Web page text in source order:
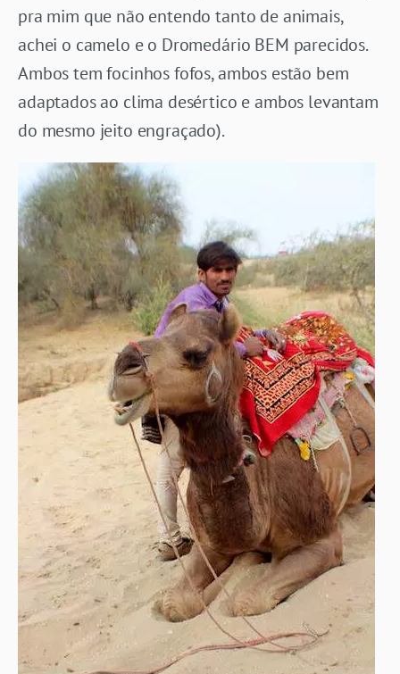
pra mim que não entendo tanto de animais,
achei o camelo e o Dromedário BEM parecidos.
Ambos tem focinhos fofos, ambos estão bem
adaptados ao clima desértico e ambos levantam
do mesmo jeito engraçado).